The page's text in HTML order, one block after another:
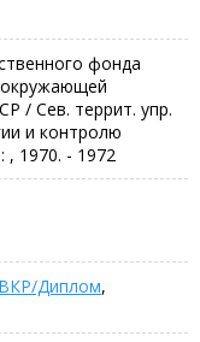
фонда
/ Сев. террит. упр.
и контролю
, 1970. - 1972
ВКР/Диплом,